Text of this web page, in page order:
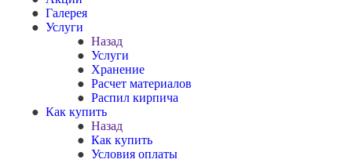
Галерея
Услуги
Назад
Услуги
Хранение
Расчет материалов
Распил кирпича
Как купить
Назад
Как купить
Условия оплаты